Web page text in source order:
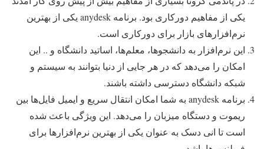
یکی از مفاهیم دورکاری بود. برنامه anydesk یکی از بهترین
نرم‌افزارهای بازار برای دورکاری است.
این نرم‌افزار به دانشجوها، معلم‌ها، اساتید دانشگاه و .. این
امکان را می‌دهد که در هر جایی از دنیا بتوانند به سیستم و
شبکه دانشگاه دسترسی داشته باشند.
برنامه anydesk به شما امکان انتقال سریع و ایمیل فایل‌ها بین
ریموت و دستگاه میزبان را می‌دهد. این ویژگی باعث شده
است تا انی دسک به عنوان یکی از بهترین نرم‌افزارها برای